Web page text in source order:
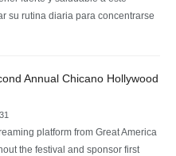
su rutina diaria para concentrarse
Annual Chicano Hollywood
platform from Great America
the festival and sponsor first